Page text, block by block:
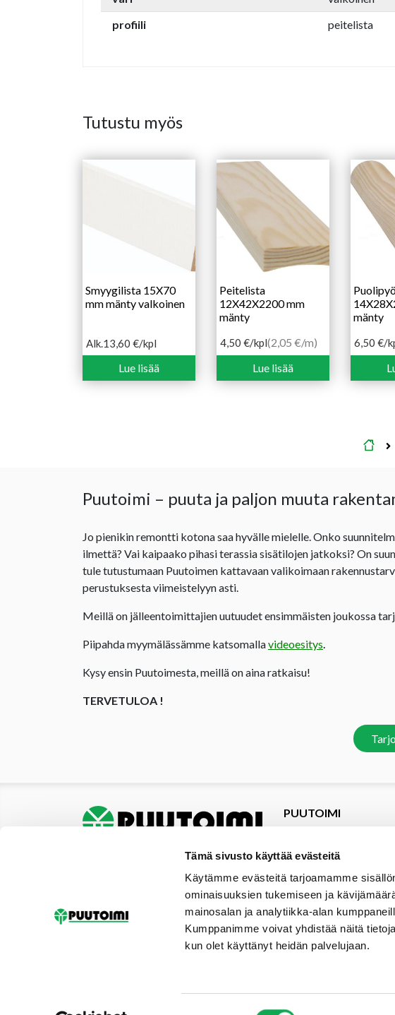
Tämä sivusto käyttää evästeitä
Käytämme evästeitä tarjoamamme
ominaisuuksien tukemiseen ja
mainosalan ja analytiikka-alan
Kumppanimme voivat yhdistää näitä
kun olet käyttänyt heidän palvelujaan.
profiili
peitelista
Tutustu myös
Smyygilista 15X70
mm mänty valkoinen
Alk. 13,60 €
Hintaluokka:
13,60 €
-
/kpl
Lue lisää
Peitelista
12X42X2200 mm
mänty
4,50 €/kpl(2,05 €/m)
Lue lisää
mänty
6,50 €/
Puutoimi – puuta ja paljon muuta
Jo pienikin remontti kotona saa hyvälle mielelle. Onko
ilmettä? Vai kaipaako pihasi terassia sisätilojen jatkoksi? On
tule tutustumaan Puutoimen kattavaan valikoimaan
perustuksesta viimeistelyyn asti.
Meillä on jälleentoimittajien uutuudet ensimmäisten joukossa
Piipahda myymälässämme katsomallavideoesitys.
Kysy ensin Puutoimesta, meillä on aina ratkaisu!
TERVETULOA !
PUUTOIMI
Tarjoukset
Yhteystiedot
Materiaalipankki
Palvelut
Uutiset
Galleria